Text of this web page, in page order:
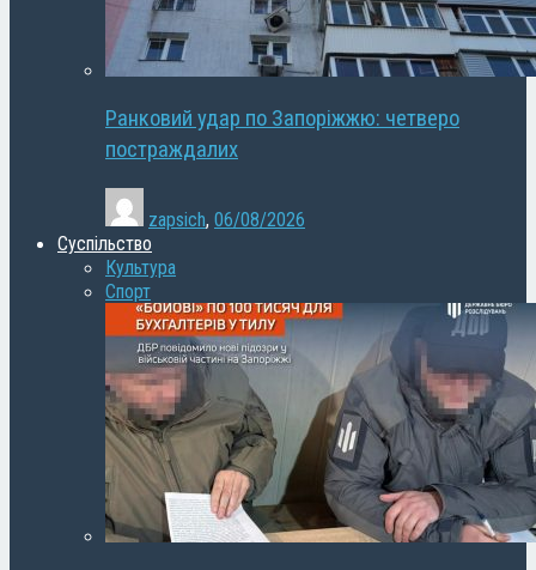
Ранковий удар по Запоріжжю: четверо
постраждалих
zapsich, 06/08/2026
Суспільство
Культура
Спорт